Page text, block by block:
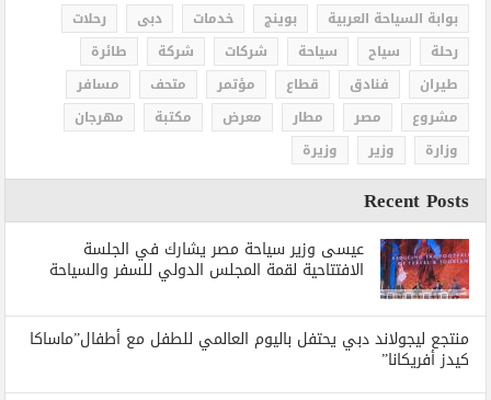
بوابة السياحة العربية
بوينج خدمات دبى
رحلات
رحلة
سياح سياحة شركات شركة
طائرة
طيران
فنادق قطاع مؤتمر متحف
مسافر
مشروع
مصر مطار معرض مكتبة
مهرجان
وزارة
وزير وزيرة
Recent Posts
عيسى وزير سياحة مصر يشارك في الجلسة
الافتتاحية لقمة المجلس الدولي للسفر والسياحة
منتجع ليجولاند دبي يحتفل باليوم العالمي للطفل مع أطفال”ماساكا
كيدز أفريكانا”